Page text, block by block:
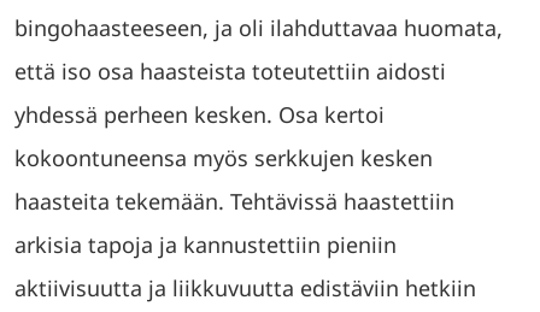
bingohaasteeseen, ja oli ilahduttavaa huomata,
että iso osa haasteista toteutettiin aidosti
yhdessä perheen kesken. Osa kertoi
kokoontuneensa myös serkkujen kesken
haasteita tekemään. Tehtävissä haastettiin
arkisia tapoja ja kannustettiin pieniin
aktiivisuutta ja liikkuvuutta edistäviin hetkiin